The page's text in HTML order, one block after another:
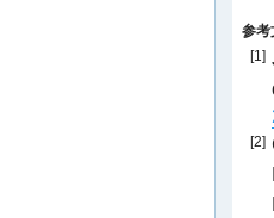
参考
[1]
[2]